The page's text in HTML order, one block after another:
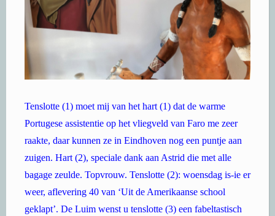
Tenslotte (1) moet mij van het hart (1) dat de warme
Portugese assistentie op het vliegveld van Faro me zeer
raakte, daar kunnen ze in Eindhoven nog een puntje aan
zuigen. Hart (2), speciale dank aan Astrid die met alle
bagage zeulde. Topvrouw. Tenslotte (2): woensdag is-ie er
weer, aflevering 40 van ‘Uit de Amerikaanse school
geklapt’. De Luim wenst u tenslotte (3) een fabeltastisch